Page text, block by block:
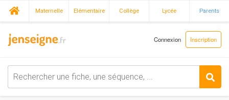
Maternelle Elémentaire Collège Lycée Parents
Connexion Inscription